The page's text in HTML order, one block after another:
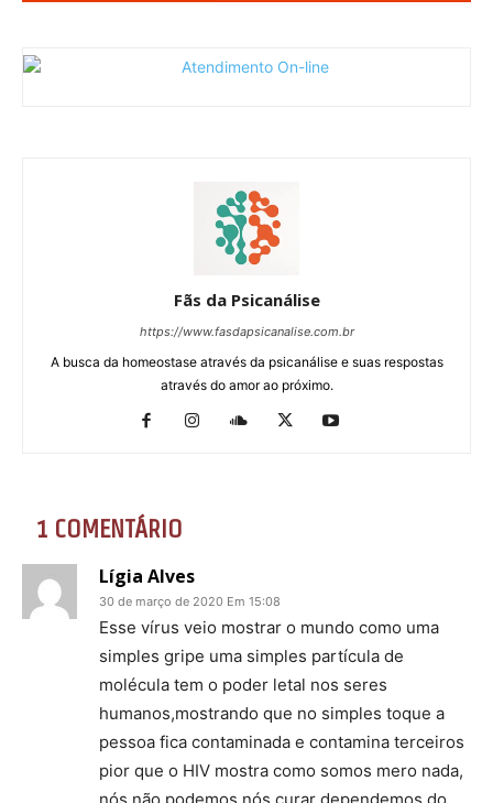
Fãs da Psicanálise
https://www.fasdapsicanalise.com.br
A busca da homeostase através da psicanálise e suas respostas
através do amor ao próximo.
1 COMENTÁRIO
Lígia Alves
30 de março de 2020 Em 15:08
Esse vírus veio mostrar o mundo como uma
simples gripe uma simples partícula de
molécula tem o poder letal nos seres
humanos,mostrando que no simples toque a
pessoa fica contaminada e contamina terceiros
pior que o HIV mostra como somos mero nada,